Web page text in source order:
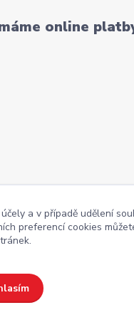
online
a v případě udělení
preferencí cookies